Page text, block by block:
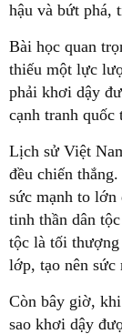
hậu và bứt phá,
Bài học quan
thiếu một lực
phải khơi dậy
cạnh tranh quốc
Lịch sử Việt
đều chiến
sức mạnh to
tinh thần dân
tộc là tối thượng
lớp, tạo nên sức
Còn bây giờ,
sao khơi dậy